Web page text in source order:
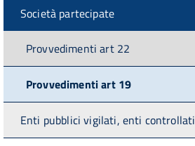
Società partecipate
Provvedimenti art 22
Provvedimenti art 19
Enti pubblici vigilati, enti controllati